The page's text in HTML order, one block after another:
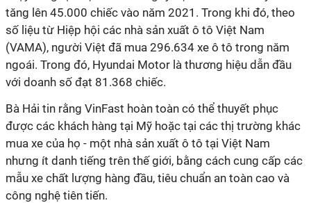
tăng lên 45.000 chiếc vào năm 2021. Trong khi đó, theo
số liệu từ Hiệp hội các nhà sản xuất ô tô Việt Nam
(VAMA), người Việt đã mua 296.634 xe ô tô trong năm
ngoái. Trong đó, Hyundai Motor là thương hiệu dẫn đầu
với doanh số đạt 81.368 chiếc.
Bà Hải tin rằng VinFast hoàn toàn có thể thuyết phục
được các khách hàng tại Mỹ hoặc tại các thị trường khác
mua xe của họ - một nhà sản xuất ô tô tại Việt Nam
nhưng ít danh tiếng trên thế giới, bằng cách cung cấp các
mẫu xe chất lượng hàng đầu, tiêu chuẩn an toàn cao và
công nghệ tiên tiến.